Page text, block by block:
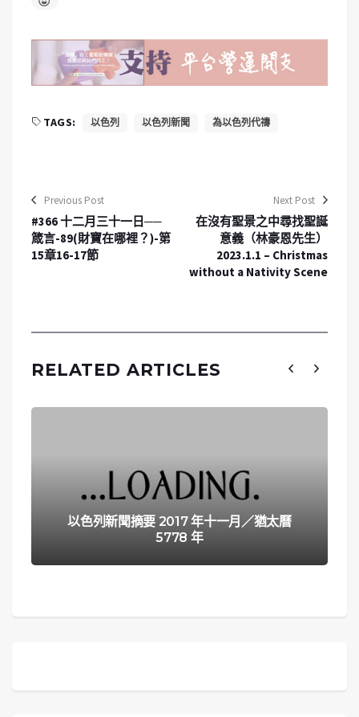
TAGS: 以色列 以色列新聞 為以色列代禱
Previous Post
#366 十二月三十一日──
箴言-89(財寶在哪裡？)-第
15章16-17節
Next Post
在沒有聖景之中尋找聖誕
意義（林豪恩先生）
2023.1.1 – Christmas
without a Nativity Scene
RELATED ARTICLES
以色列新聞摘要 2017 年十一月／猶太曆
5778 年